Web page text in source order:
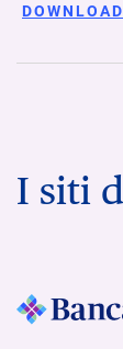
DOWNLOAD
I siti